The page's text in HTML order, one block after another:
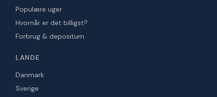
Populære uger
Hvornår er det billigst?
Forbrug & depositum
LANDE
Danmark
Sverige